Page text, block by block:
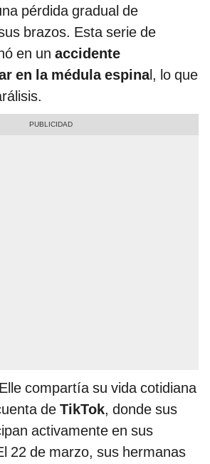
pérdida gradual de
brazos. Esta serie de
en un accidente
en la médula espinal, lo que
compartía su vida cotidiana
de TikTok, donde sus
activamente en sus
22 de marzo, sus hermanas